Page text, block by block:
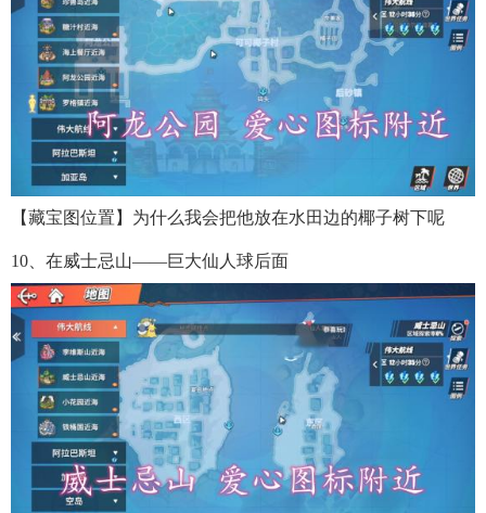
【藏宝图位置】为什么我会把他放在水田边的椰子树下呢
10、在威士忌山——巨大仙人球后面